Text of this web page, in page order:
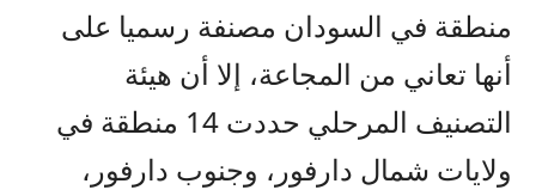
منطقة في السودان مصنفة رسميا على
أنها تعاني من المجاعة، إلا أن هيئة
التصنيف المرحلي حددت 14 منطقة في
ولايات شمال دارفور، وجنوب دارفور،